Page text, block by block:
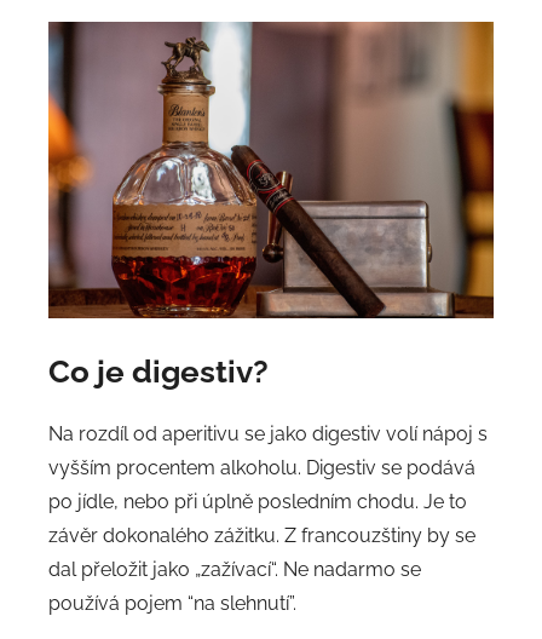
Co je digestiv?
Na rozdíl od aperitivu se jako digestiv volí nápoj s
vyšším procentem alkoholu. Digestiv se podává
po jídle, nebo při úplně posledním chodu. Je to
závěr dokonalého zážitku. Z francouzštiny by se
dal přeložit jako „zažívací“. Ne nadarmo se
používá pojem “na slehnutí”.